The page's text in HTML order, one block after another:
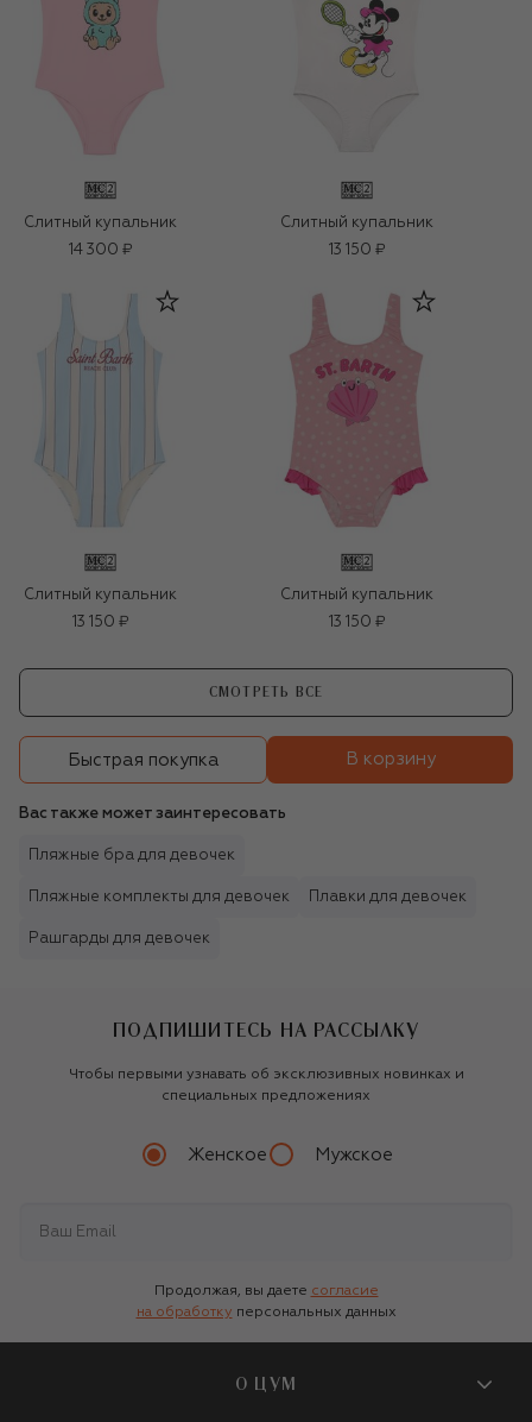
Слитный купальник
14 300 ₽
Слитный купальник
13 150 ₽
Слитный купальник
13 150 ₽
Слитный купальник
13 150 ₽
СМОТРЕТЬ ВСЕ
Быстрая покупка В корзину
Вас также может заинтересовать
Пляжные бра для девочек
Пляжные комплекты для девочек Плавки для девочек
Рашгарды для девочек
ПОДПИШИТЕСЬ НА РАССЫЛКУ
Чтобы первыми узнавать об эксклюзивных новинках и
специальных предложениях
Женское Мужское
Продолжая, вы даете согласие
на обработку персональных данных
О ЦУМ